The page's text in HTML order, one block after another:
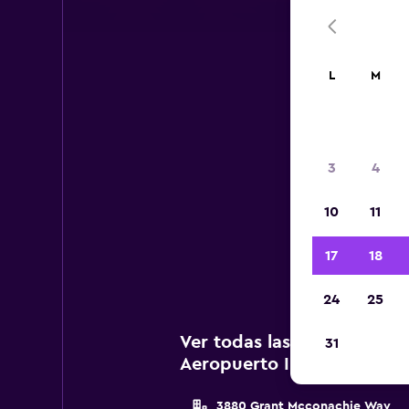
A
Ver todas las agencias de
Aeropuerto Internacional
3880 Grant Mcconachie Way
L M
3 4
10 11
17 18
24 25
31